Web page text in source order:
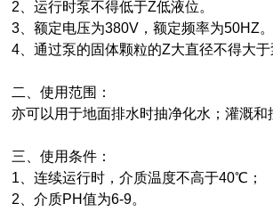
运行时泵不得低于Z低液位。
额定电压为380V，额定频率为50HZ。
通过泵的固体颗粒的Z大直径不得大于
使用范围：
以用于地面排水时抽净化水；灌溉和控
使用条件：
连续运行时，介质温度不高于40℃；
介质PH值为6-9。